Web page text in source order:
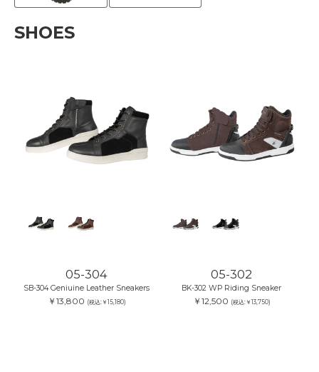
SHOES
05-304
SB-304 Geniuine Leather Sneakers
￥13,800 (税込:￥15,180)
05-302
BK-302 WP Riding Sneaker
￥12,500 (税込:￥13,750)